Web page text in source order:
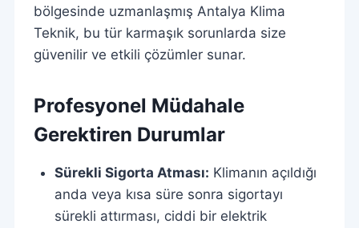
bölgesinde uzmanlaşmış Antalya Klima
Teknik, bu tür karmaşık sorunlarda size
güvenilir ve etkili çözümler sunar.
Profesyonel Müdahale
Gerektiren Durumlar
Sürekli Sigorta Atması: Klimanın açıldığı
anda veya kısa süre sonra sigortayı
sürekli attırması, ciddi bir elektrik